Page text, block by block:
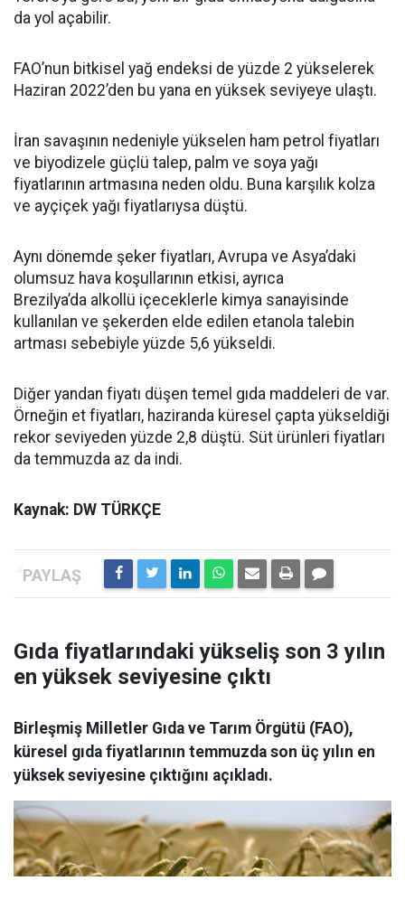
da yol açabilir.
FAO’nun bitkisel yağ endeksi de yüzde 2 yükselerek
Haziran 2022’den bu yana en yüksek seviyeye ulaştı.
İran savaşının nedeniyle yükselen ham petrol fiyatları
ve biyodizele güçlü talep, palm ve soya yağı
fiyatlarının artmasına neden oldu. Buna karşılık kolza
ve ayçiçek yağı fiyatlarıysa düştü.
Aynı dönemde şeker fiyatları, Avrupa ve Asya’daki
olumsuz hava koşullarının etkisi, ayrıca
Brezilya’da alkollü içeceklerle kimya sanayisinde
kullanılan ve şekerden elde edilen etanola talebin
artması sebebiyle yüzde 5,6 yükseldi.
Diğer yandan fiyatı düşen temel gıda maddeleri de var.
Örneğin et fiyatları, haziranda küresel çapta yükseldiği
rekor seviyeden yüzde 2,8 düştü. Süt ürünleri fiyatları
da temmuzda az da indi.
Kaynak: DW TÜRKÇE
Gıda fiyatlarındaki yükseliş son 3 yılın
en yüksek seviyesine çıktı
Birleşmiş Milletler Gıda ve Tarım Örgütü (FAO),
küresel gıda fiyatlarının temmuzda son üç yılın en
yüksek seviyesine çıktığını açıkladı.